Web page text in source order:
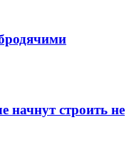
строить не